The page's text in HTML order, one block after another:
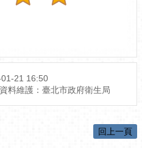
21 16:50
資料維護：臺北市政府衛生局
回上一頁